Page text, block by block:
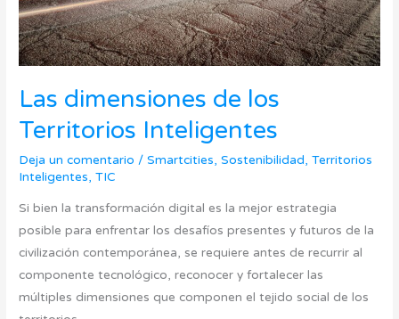
Las dimensiones de los
Territorios Inteligentes
Deja un comentario /Smartcities,Sostenibilidad,Territorios
Inteligentes,TIC
Si bien la transformación digital es la mejor estrategia
posible para enfrentar los desafíos presentes y futuros de la
civilización contemporánea, se requiere antes de recurrir al
componente tecnológico, reconocer y fortalecer las
múltiples dimensiones que componen el tejido social de los